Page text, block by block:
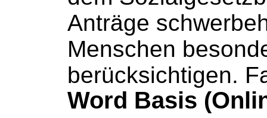
Anträge
Menschen
berücksichtigen.
Word Basis